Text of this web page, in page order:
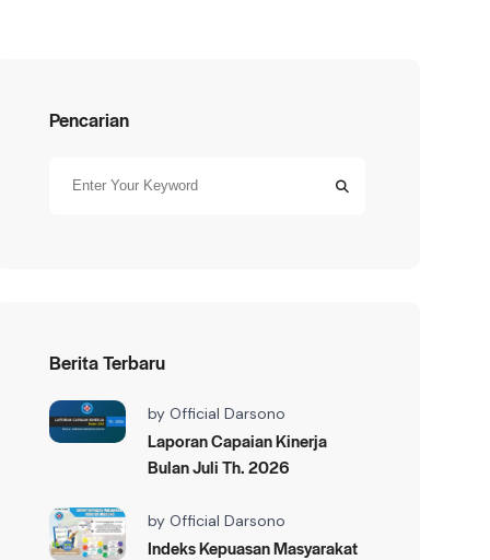
Pencarian
Berita Terbaru
by Official Darsono
Laporan Capaian Kinerja
Bulan Juli Th. 2026
by Official Darsono
Indeks Kepuasan Masyarakat